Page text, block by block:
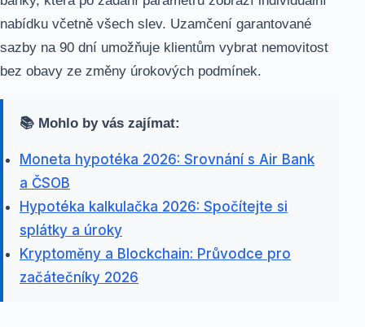
nabídku včetně všech slev. Uzamčení garantované
sazby na 90 dní umožňuje klientům vybrat nemovitost
bez obavy ze změny úrokových podmínek.
📚 Mohlo by vás zajímat:
Moneta hypotéka 2026: Srovnání s Air Bank
a ČSOB
Hypotéka kalkulačka 2026: Spočítejte si
splátky a úroky
Kryptoměny a Blockchain: Průvodce pro
začátečníky 2026